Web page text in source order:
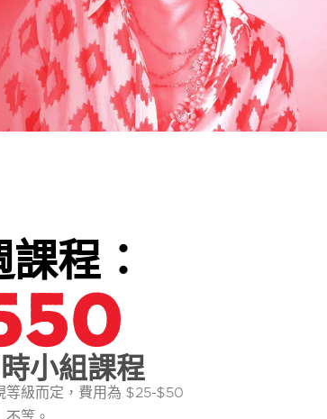
程：
小組課程
等級而定，費用為 $25-$50